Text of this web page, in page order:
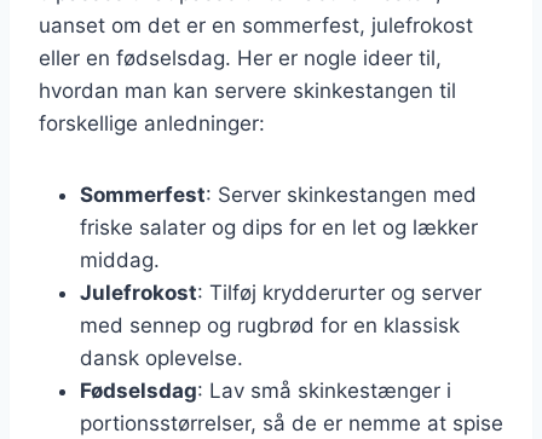
uanset om det er en sommerfest, julefrokost
eller en fødselsdag. Her er nogle ideer til,
hvordan man kan servere skinkestangen til
forskellige anledninger:
Sommerfest: Server skinkestangen med
friske salater og dips for en let og lækker
middag.
Julefrokost: Tilføj krydderurter og server
med sennep og rugbrød for en klassisk
dansk oplevelse.
Fødselsdag: Lav små skinkestænger i
portionsstørrelser, så de er nemme at spise